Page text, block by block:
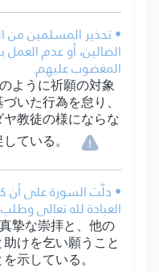
• تحذير المسلمين من
الضالين، أو عدم العمل
المغضوب عليهم.
ように祈願の対象
いた行為を怠り、
教徒の様にならな
ている。
• دلَّت السورة على أن
العبادة لله تعالى
摯な崇拝と、他の
けを乞い願うこと
示している。